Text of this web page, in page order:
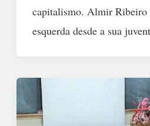
capitalismo. Almir Ribeiro
esquerda desde a sua